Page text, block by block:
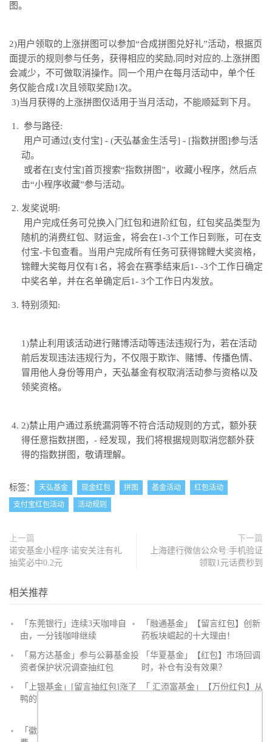
图。
2)用户领取的上涨拼图可以参加“合成拼图兑好礼”活动，根据页
面提示的规则参与任务，获得相应的奖励,同时对应的.上涨拼图
会减少，不可做取消操作。同一个用户在每月活动中，单个任
务仅能合成1次且领取奖励1次。
3)当月获得的上涨拼图仅适用于当月活动，不能顺延到下月。
参与路径:
用户可通过(支付宝] - (天弘基金生活号] - [指数拼图]参与活
动。
或者在[支付宝]首页搜索“指数拼图”，收藏小程序，然后点
击“小程序收藏”参与活动。
发奖说明:
用户完成任务可兑换入门红包和进阶红包，红包奖品类型为
随机的消费红包、财运金，将会在1-3个工作日到账，可在支
付宝-卡包查看。当用户完成所有任务可获得锦鲤大奖资格，
锦鲤大奖每月仅有1名，将会在赛季结束后1- -3个工作日确定
中奖名单，并在名单确定后1- 3个工作日内发放。
特别须知:
1)禁止利用该活动进行赌博活动等违法违规行为，若在活动
前后发现违法违规行为，不仅限于欺诈、赌博、传播色情、
冒用他人身份等用户，天弘基金有权取消活动参与资格以及
领奖资格。
2)禁止用户通过系统漏洞等不符合活动规则的方式，额外获
得任意指数拼图，- 经发现，我们将根据规则取消您额外获
得的指数拼图，敬请理解。
标签： 天弘基金 现金红包 拼图 基金活动
红包活动
支付宝红包活动
活动规则
上一篇
诺安基金小程序:诺安关注有礼
抽奖必中0.2元
下一篇
上海建行微信公众号:手机验证
领取1元话费秒到
相关推荐
「东莞银行」连续3天咖啡自
由，一分钱咖啡继续
「融通基金」【留言红包】创新
药板块崛起的十大理由！
「易方达基金」参与公募基金投
资者保护状况调查抽红包
「华夏基金」【红包】市场回调
时，补仓有没有效果？
「上银基金」[留言抽红包]​涨了
鸭的投资旅途
「 汇添富基金」【万份红包】从
「徽商银行」手机银行充值话